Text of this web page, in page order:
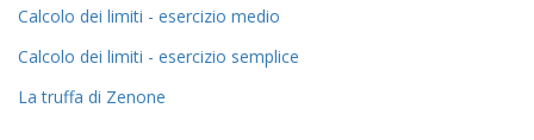
Calcolo dei limiti - esercizio medio
Calcolo dei limiti - esercizio semplice
La truffa di Zenone